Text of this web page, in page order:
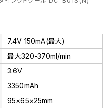
7.4V 150mA(最大)
最大320-370ml/min
3.6V
3350mAh
95×65×25mm